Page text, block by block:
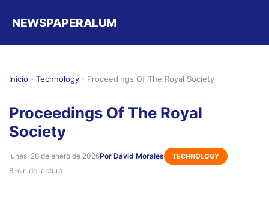
NEWSPAPERALUM
Inicio › Technology › Proceedings Of The Royal Society
Proceedings Of The Royal
Society
lunes, 26 de enero de 2026Por David Morales TECHNOLOGY
8 min de lectura